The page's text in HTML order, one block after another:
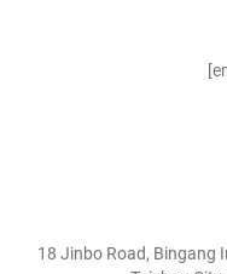
18 Jinbo Road, Bingang